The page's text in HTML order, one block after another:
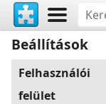
Beállítások
Felhasználói
felület